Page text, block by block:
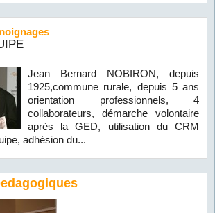
Jean Bernard NOBIRON, depuis
1925,commune rurale, depuis 5 ans
orientation professionnels, 4
collaborateurs, démarche volontaire
après la GED, utilisation du CRM
adhésion du...